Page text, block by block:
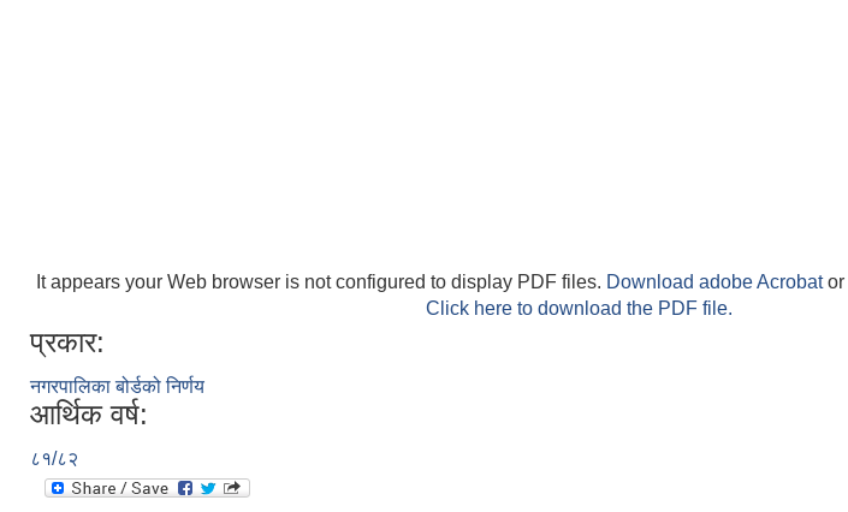
It appears your Web browser is not configured to display PDF files. Download adobe Acrobator
Click here to download the PDF file.
प्रकार:
नगरपालिका बोर्डको निर्णय
आर्थिक वर्ष:
८१/८२